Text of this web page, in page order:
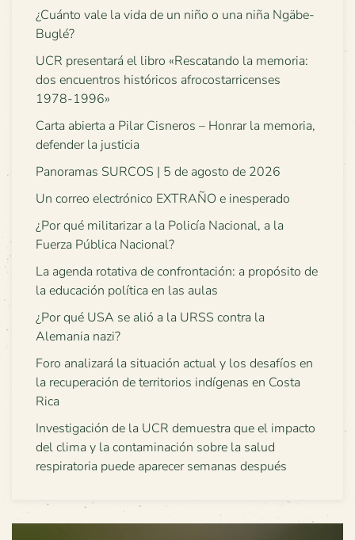
¿Cuánto vale la vida de un niño o una niña Ngäbe-
Buglé?
UCR presentará el libro «Rescatando la memoria:
dos encuentros históricos afrocostarricenses
1978-1996»
Carta abierta a Pilar Cisneros – Honrar la memoria,
defender la justicia
Panoramas SURCOS | 5 de agosto de 2026
Un correo electrónico EXTRAÑO e inesperado
¿Por qué militarizar a la Policía Nacional, a la
Fuerza Pública Nacional?
La agenda rotativa de confrontación: a propósito de
la educación política en las aulas
¿Por qué USA se alió a la URSS contra la
Alemania nazi?
Foro analizará la situación actual y los desafíos en
la recuperación de territorios indígenas en Costa
Rica
Investigación de la UCR demuestra que el impacto
del clima y la contaminación sobre la salud
respiratoria puede aparecer semanas después